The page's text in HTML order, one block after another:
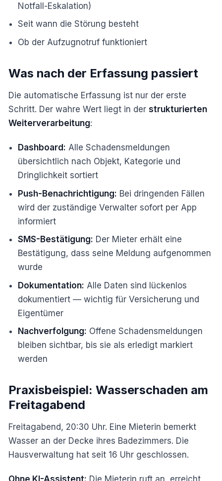
Notfall-Eskalation)
Seit wann die Störung besteht
Ob der Aufzugnotruf funktioniert
Was nach der Erfassung passiert
Die automatische Erfassung ist nur der erste
Schritt. Der wahre Wert liegt in der strukturierten
Weiterverarbeitung:
Dashboard: Alle Schadensmeldungen
übersichtlich nach Objekt, Kategorie und
Dringlichkeit sortiert
Push-Benachrichtigung: Bei dringenden Fällen
wird der zuständige Verwalter sofort per App
informiert
SMS-Bestätigung: Der Mieter erhält eine
Bestätigung, dass seine Meldung aufgenommen
wurde
Dokumentation: Alle Daten sind lückenlos
dokumentiert — wichtig für Versicherung und
Eigentümer
Nachverfolgung: Offene Schadensmeldungen
bleiben sichtbar, bis sie als erledigt markiert
werden
Praxisbeispiel: Wasserschaden am
Freitagabend
Freitagabend, 20:30 Uhr. Eine Mieterin bemerkt
Wasser an der Decke ihres Badezimmers. Die
Hausverwaltung hat seit 16 Uhr geschlossen.